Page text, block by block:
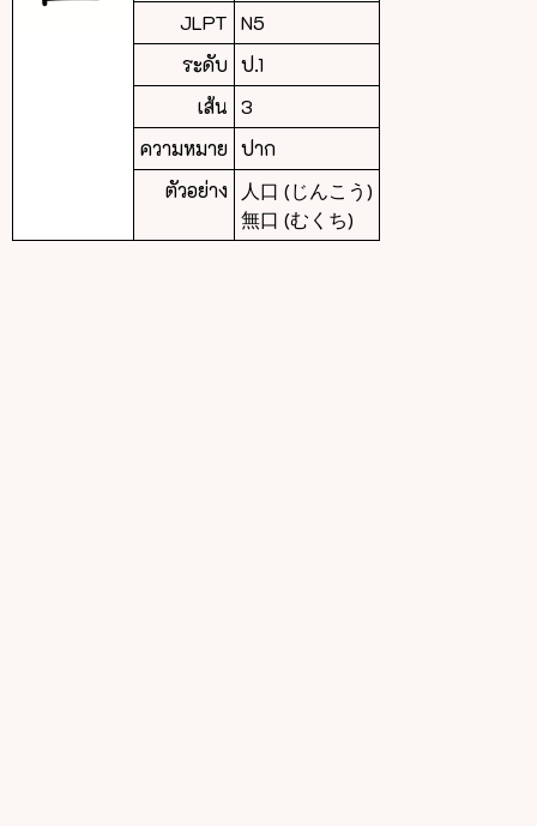
JLPT N5
ระดับ ป.1
เส้น 3
ความหมาย ปาก
ตัวอย่าง
人口 (じんこう)
無口 (むくち)